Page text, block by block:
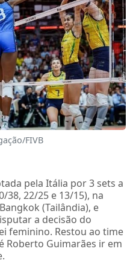
FIVB
pela Itália por 3 sets a
38, 22/25 e 13/15), na
(Tailândia), e
a decisão do
feminino. Restou ao time
Roberto Guimarães ir em